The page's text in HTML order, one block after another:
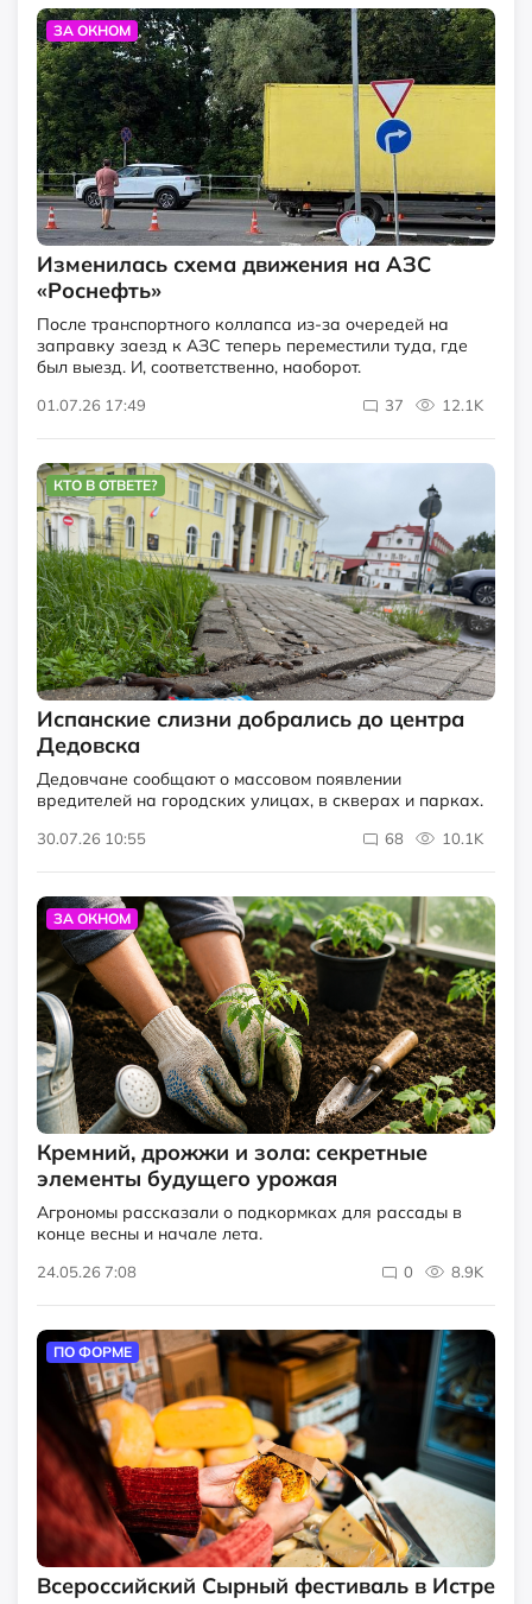
ЗА ОКНОМ
Изменилась схема движения на АЗС
«Роснефть»
После транспортного коллапса из-за очередей на
заправку заезд к АЗС теперь переместили туда, где
был выезд. И, соответственно, наоборот.
01.07.26 17:49 37 12.1K
КТО В ОТВЕТЕ?
Испанские слизни добрались до центра
Дедовска
Дедовчане сообщают о массовом появлении
вредителей на городских улицах, в скверах и парках.
30.07.26 10:55 68 10.1K
ЗА ОКНОМ
Кремний, дрожжи и зола: секретные
элементы будущего урожая
Агрономы рассказали о подкормках для рассады в
конце весны и начале лета.
24.05.26 7:08 0 8.9K
ПО ФОРМЕ
Всероссийский Сырный фестиваль в Истре